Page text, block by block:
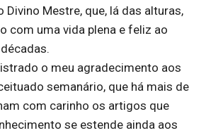
Mestre, que, lá das alturas,
com uma vida plena e feliz ao
o meu agradecimento aos
semanário, que há mais de
com carinho os artigos que
se estende ainda aos